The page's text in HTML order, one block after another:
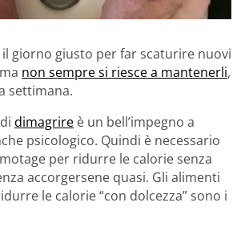
giorno giusto per far scaturire nuovi
non sempre si riesce a mantenerli,
settimana.
dimagrire è un bell’impegno a
psicologico. Quindi è necessario
per ridurre le calorie senza
accorgersene quasi. Gli alimenti
le calorie “con dolcezza” sono i